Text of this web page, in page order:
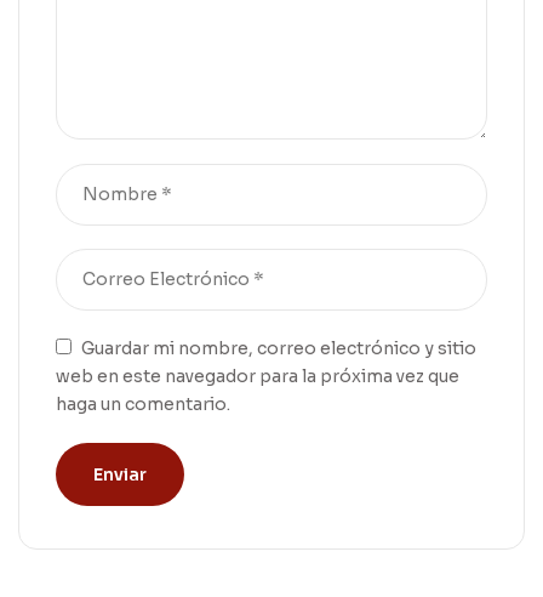
Guardar mi nombre, correo electrónico y sitio
web en este navegador para la próxima vez que
haga un comentario.